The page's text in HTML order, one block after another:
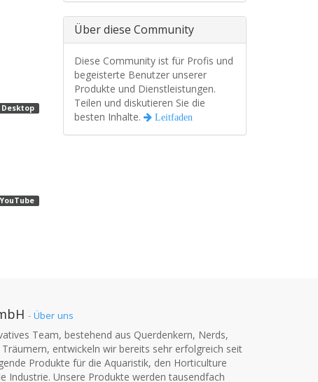
Desktop
YouTube
Über diese Community
Diese Community ist für Profis und
begeisterte Benutzer unserer
Produkte und Dienstleistungen.
Teilen und diskutieren Sie die
besten Inhalte.
Leitfaden
- Über uns
Team, bestehend aus Querdenkern, Nerds,
Träumern, entwickeln wir bereits sehr erfolgreich seit
Produkte für die Aquaristik, den Horticulture
Industrie. Unsere Produkte werden tausendfach